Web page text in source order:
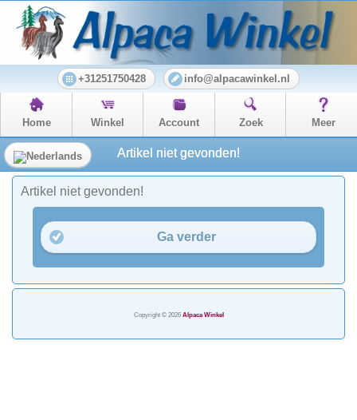
+31251750428 info@alpacawinkel.nl
Home Winkel Account Zoek Meer
Artikel niet gevonden!
Artikel niet gevonden!
Ga verder
Copyright © 2026 Alpaca Winkel